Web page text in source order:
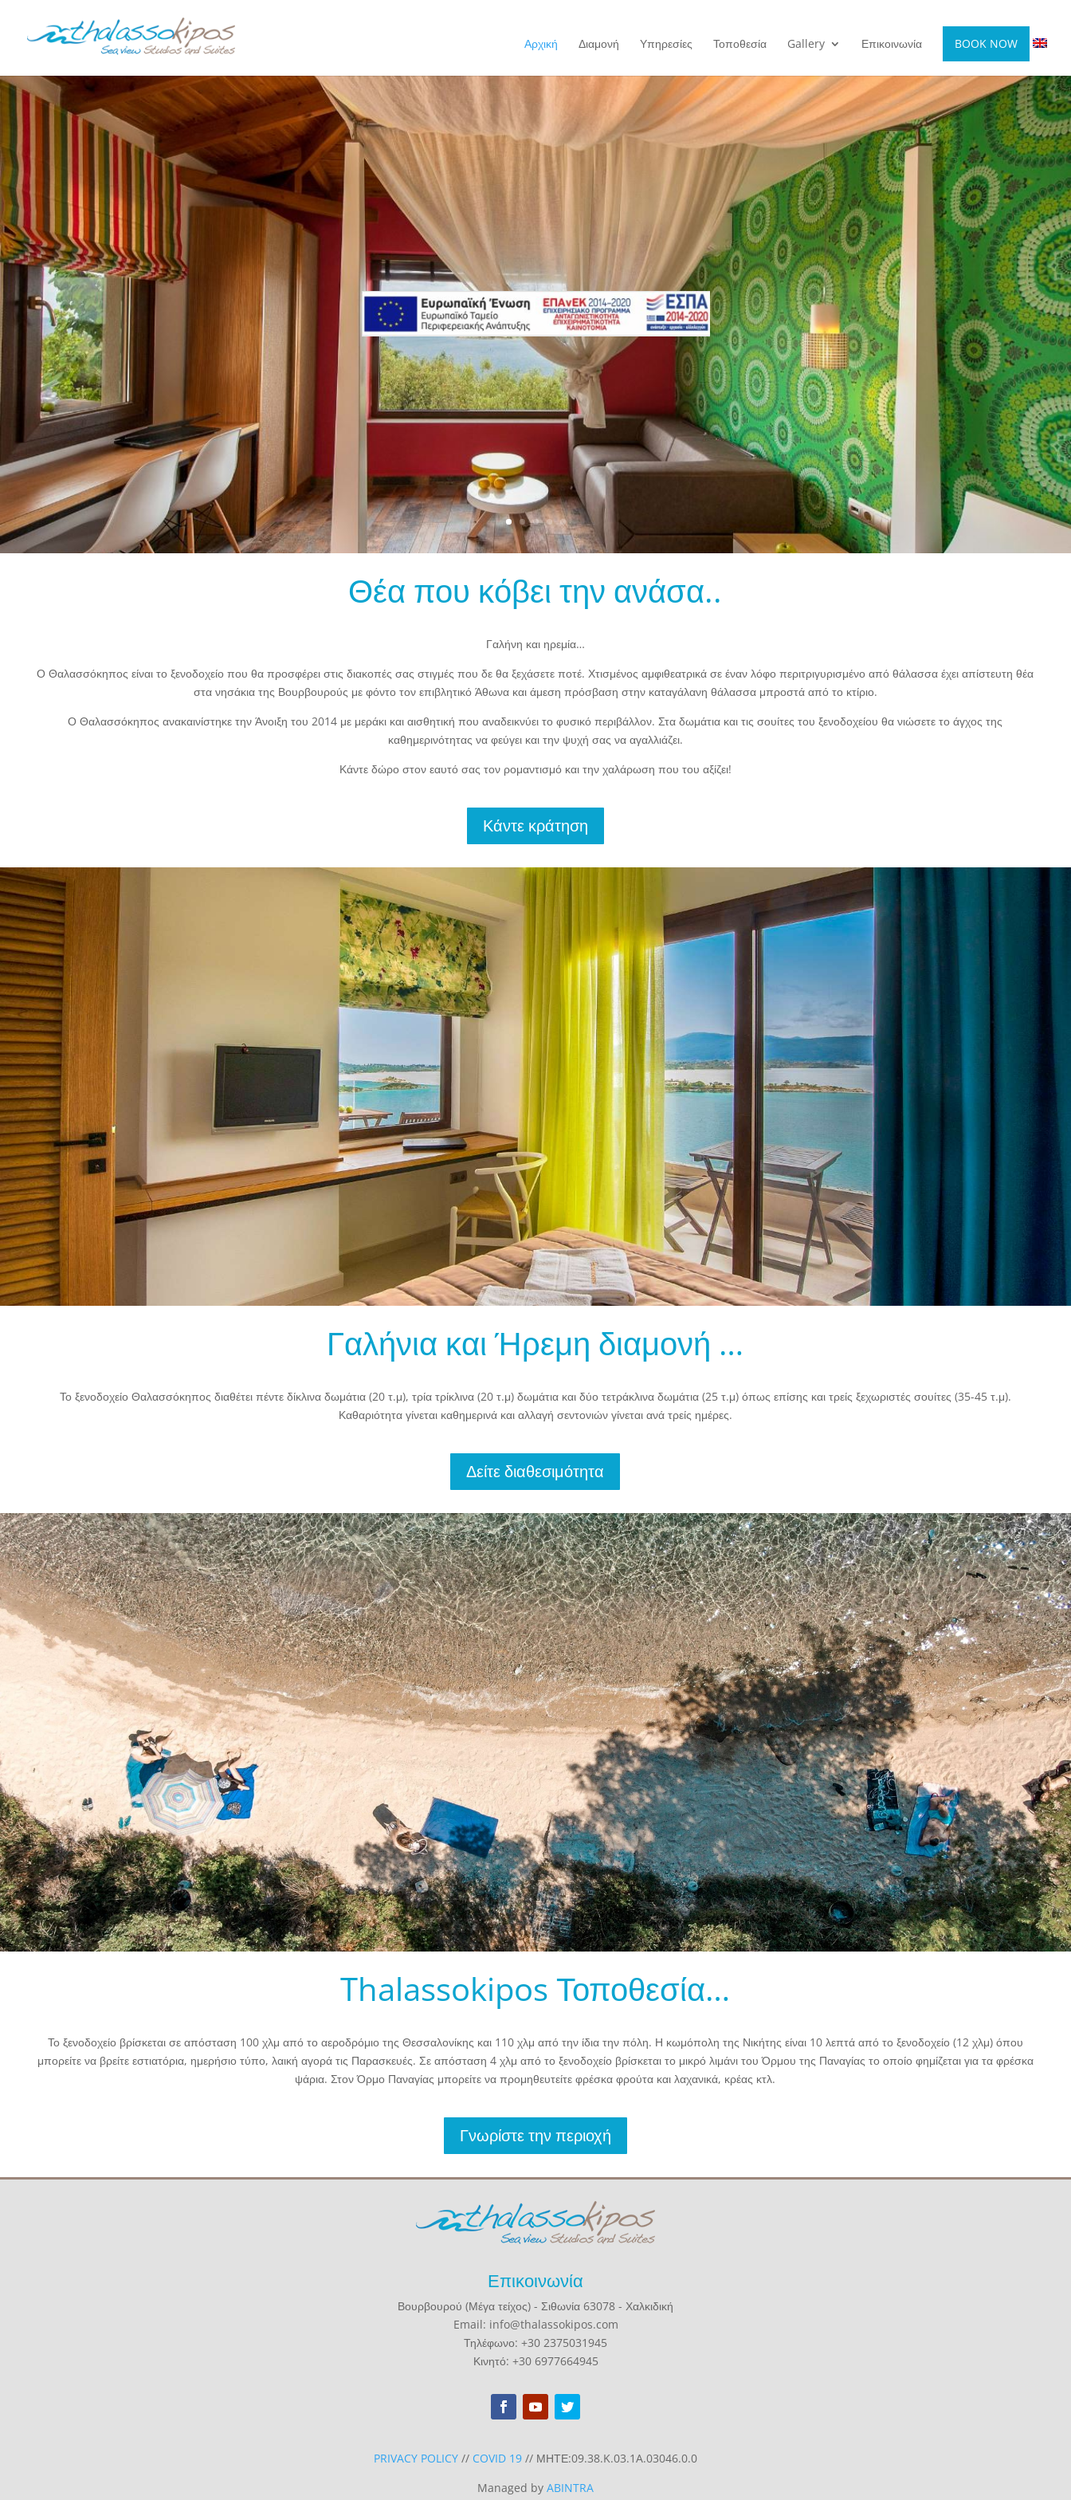
Αρχική Διαμονή Υπηρεσίες Τοποθεσία Gallery Επικοινωνία BOOK NOW
Θέα που κόβει την ανάσα..
Γαλήνη και ηρεμία…
Ο Θαλασσόκηπος είναι το ξενοδοχείο που θα προσφέρει στις διακοπές σας στιγμές που δε θα ξεχάσετε ποτέ. Χτισμένος αμφιθεατρικά σε έναν λόφο περιτριγυρισμένο από θάλασσα έχει απίστευτη θέα
στα νησάκια της Βουρβουρούς με φόντο τον επιβλητικό Άθωνα και άμεση πρόσβαση στην καταγάλανη θάλασσα μπροστά από το κτίριο.
Ο Θαλασσόκηπος ανακαινίστηκε την Άνοιξη του 2014 με μεράκι και αισθητική που αναδεικνύει το φυσικό περιβάλλον. Στα δωμάτια και τις σουίτες του ξενοδοχείου θα νιώσετε το άγχος της
καθημερινότητας να φεύγει και την ψυχή σας να αγαλλιάζει.
Κάντε δώρο στον εαυτό σας τον ρομαντισμό και την χαλάρωση που του αξίζει!
Κάντε κράτηση
Γαλήνια και Ήρεμη διαμονή …
Το ξενοδοχείο Θαλασσόκηπος διαθέτει πέντε δίκλινα δωμάτια (20 τ.μ), τρία τρίκλινα (20 τ.μ) δωμάτια και δύο τετράκλινα δωμάτια (25 τ.μ) όπως επίσης και τρείς ξεχωριστές σουίτες (35-45 τ.μ).
Καθαριότητα γίνεται καθημερινά και αλλαγή σεντονιών γίνεται ανά τρείς ημέρες.
Δείτε διαθεσιμότητα
Thalassokipos Τοποθεσία…
Το ξενοδοχείο βρίσκεται σε απόσταση 100 χλμ από το αεροδρόμιο της Θεσσαλονίκης και 110 χλμ από την ίδια την πόλη. Η κωμόπολη της Νικήτης είναι 10 λεπτά από το ξενοδοχείο (12 χλμ) όπου
μπορείτε να βρείτε εστιατόρια, ημερήσιο τύπο, λαική αγορά τις Παρασκευές. Σε απόσταση 4 χλμ από το ξενοδοχείο βρίσκεται το μικρό λιμάνι του Όρμου της Παναγίας το οποίο φημίζεται για τα φρέσκα
ψάρια. Στον Όρμο Παναγίας μπορείτε να προμηθευτείτε φρέσκα φρούτα και λαχανικά, κρέας κτλ.
Γνωρίστε την περιοχή
Επικοινωνία
Βουρβουρού (Μέγα τείχος) - Σιθωνία 63078 - Χαλκιδική
Email: info@thalassokipos.com
Τηλέφωνο: +30 2375031945
Κινητό: +30 6977664945
PRIVACY POLICY // COVID 19 // ΜΗΤΕ:09.38.K.03.1A.03046.0.0
Managed by ABINTRA